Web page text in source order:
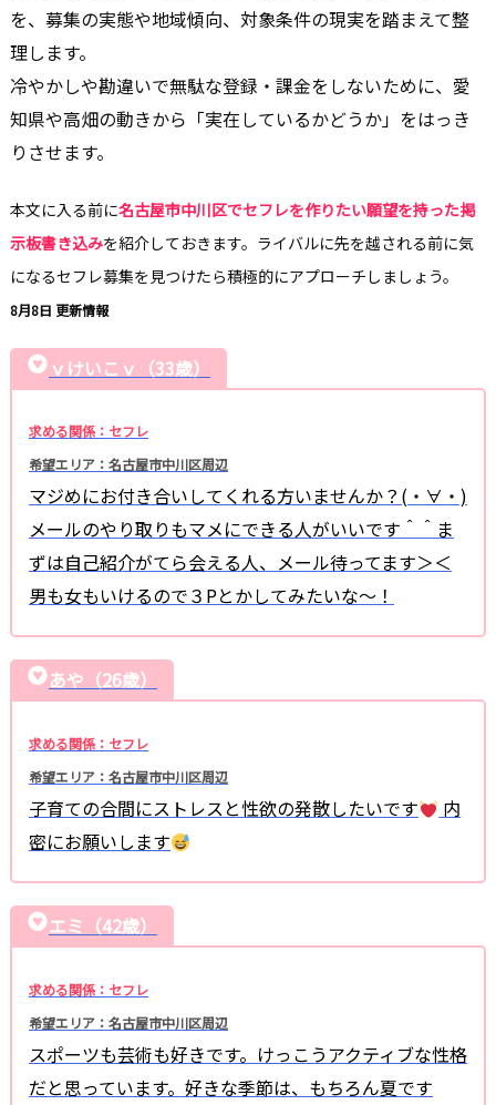
を、募集の実態や地域傾向、対象条件の現実を踏まえて整
理します。
冷やかしや勘違いで無駄な登録・課金をしないために、愛
知県や高畑の動きから「実在しているかどうか」をはっき
りさせます。
本文に入る前に名古屋市中川区でセフレを作りたい願望を持った掲
示板書き込みを紹介しておきます。ライバルに先を越される前に気
になるセフレ募集を見つけたら積極的にアプローチしましょう。
8月8日 更新情報
ｖけいこｖ（33歳）
求める関係：セフレ
希望エリア：名古屋市中川区周辺
マジめにお付き合いしてくれる方いませんか？(・∀・)
メールのやり取りもマメにできる人がいいです＾＾ま
ずは自己紹介がてら会える人、メール待ってます＞＜
男も女もいけるので３Pとかしてみたいな〜！
あや（26歳）
求める関係：セフレ
希望エリア：名古屋市中川区周辺
子育ての合間にストレスと性欲の発散したいです
内
密にお願いします
エミ（42歳）
求める関係：セフレ
希望エリア：名古屋市中川区周辺
スポーツも芸術も好きです。けっこうアクティブな性格
だと思っています。好きな季節は、もちろん夏です